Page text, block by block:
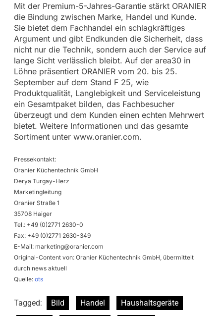
Mit der Premium-5-Jahres-Garantie stärkt ORANIER
die Bindung zwischen Marke, Handel und Kunde.
Sie bietet dem Fachhandel ein schlagkräftiges
Argument und gibt Endkunden die Sicherheit, dass
nicht nur die Technik, sondern auch der Service auf
lange Sicht verlässlich bleibt. Auf der area30 in
Löhne präsentiert ORANIER vom 20. bis 25.
September auf dem Stand F 25, wie
Produktqualität, Langlebigkeit und Serviceleistung
ein Gesamtpaket bilden, das Fachbesucher
überzeugt und dem Kunden einen echten Mehrwert
bietet. Weitere Informationen und das gesamte
Sortiment unter www.oranier.com.
Pressekontakt:
Oranier Küchentechnik GmbH
Derya Turgay-Herz
Marketingleitung
Oranier Straße 1
35708 Haiger
Tel.: +49 (0)2771 2630-0
Fax: +49 (0)2771 2630-349
E-Mail: marketing@oranier.com
Original-Content von: Oranier Küchentechnik GmbH, übermittelt
durch news aktuell
Quelle: ots
Tagged: Bild Handel
Haushaltsgeräte